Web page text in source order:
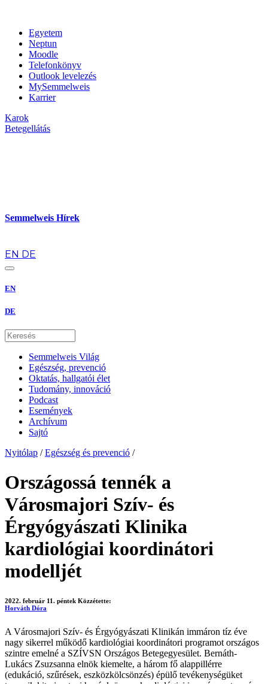
Egyetem
Neptun
Moodle
Telefonkönyv
Outlook levelezés
MySemmelweis
Karrier
Karok
Betegellátás
Semmelweis Hírek
EN DE
EN
DE
Semmelweis Világ
Egészség, prevenció
Oktatás, hallgatói élet
Tudomány, innováció
Podcast
Események
Archívum
Sajtó
Nyitólap / Egészség és prevenció /
Országossá tennék a
Városmajori Szív- és
Érgyógyászati Klinika
kardiológiai koordinátori
modelljét
2022. február 11. péntek Közzétette:
Horváth Dóra
A Városmajori Szív- és Érgyógyászati Klinikán immáron tíz éve
nagy sikerrel működő kardiológiai koordinátori programot országos
szintre emelné a SZÍVSN Országos Betegegyesület. Bernáth-
Lukács Zsuzsanna elnök kiemelte, a három fő alappillérre
(edukáció, szűrések, eszközkölcsönzés) épülő tevékenységüket